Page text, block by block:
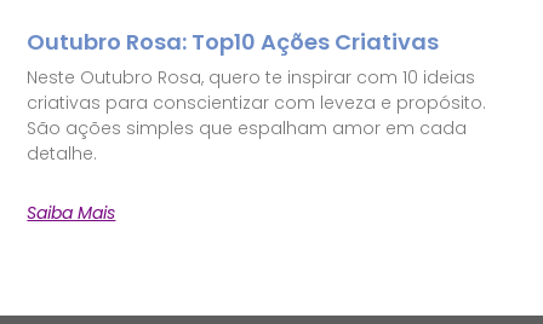
Outubro Rosa: Top10 Ações Criativas
Neste Outubro Rosa, quero te inspirar com 10 ideias
criativas para conscientizar com leveza e propósito.
São ações simples que espalham amor em cada
detalhe.
Saiba Mais